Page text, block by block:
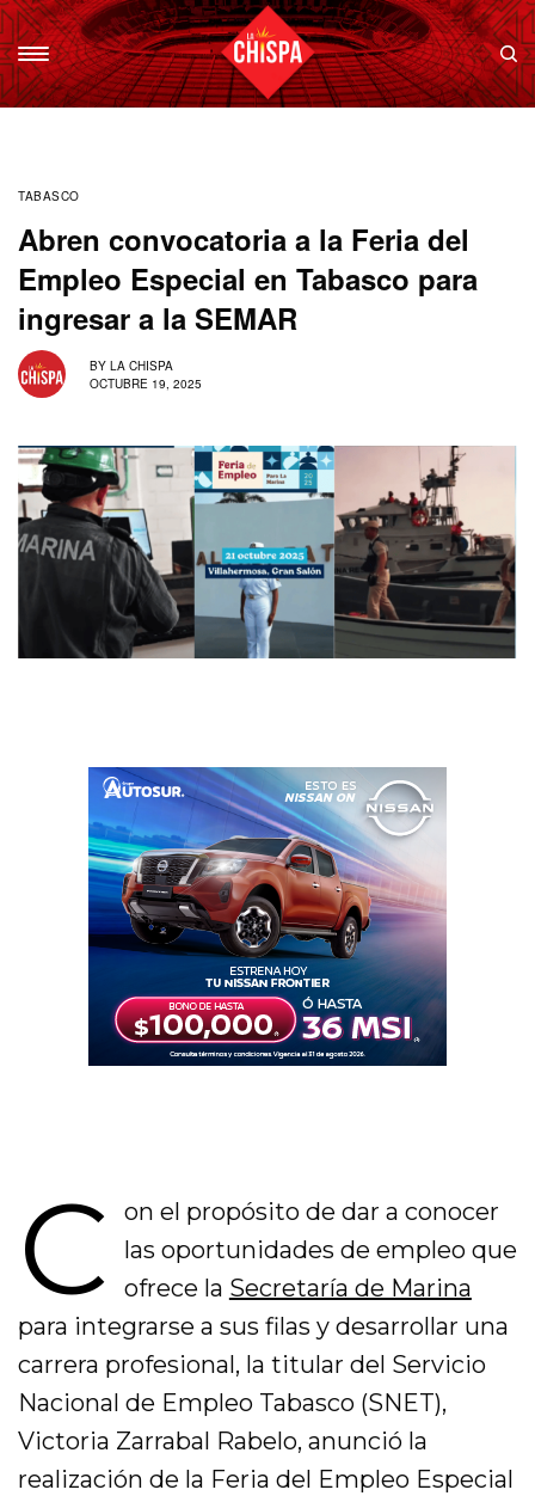
TABASCO
Abren convocatoria a la Feria del
Empleo Especial en Tabasco para
ingresar a la SEMAR
BY LA CHISPA
OCTUBRE 19, 2025
C
on el propósito de dar a conocer
las oportunidades de empleo que
ofrece la Secretaría de Marina
para integrarse a sus filas y desarrollar una
carrera profesional, la titular del Servicio
Nacional de Empleo Tabasco (SNET),
Victoria Zarrabal Rabelo, anunció la
realización de la Feria del Empleo Especial